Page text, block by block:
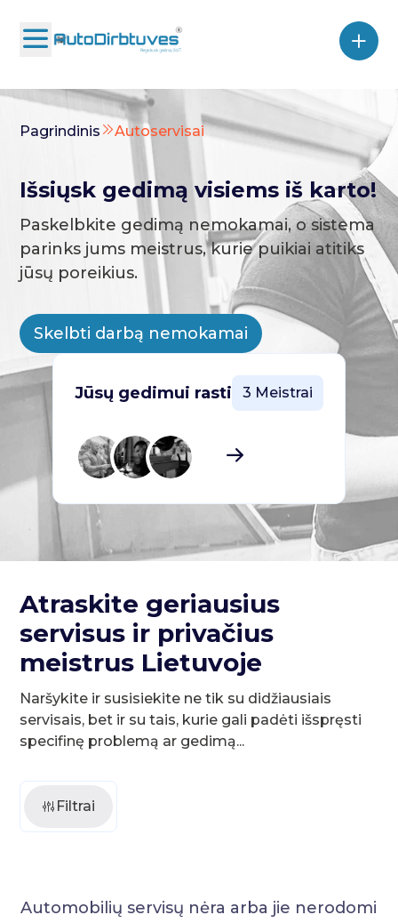
Pagrindinis Autoservisai
Išsiųsk gedimą visiems iš karto!
Paskelbkite gedimą nemokamai, o sistema
parinks jums meistrus, kurie puikiai atitiks
jūsų poreikius.
Skelbti darbą nemokamai
Jūsų gedimui rasti 3 Meistrai
Atraskite geriausius
servisus ir privačius
meistrus Lietuvoje
Naršykite ir susisiekite ne tik su didžiausiais
servisais, bet ir su tais, kurie gali padėti išspręsti
specifinę problemą ar gedimą...
Filtrai
Automobilių servisų nėra arba jie nerodomi